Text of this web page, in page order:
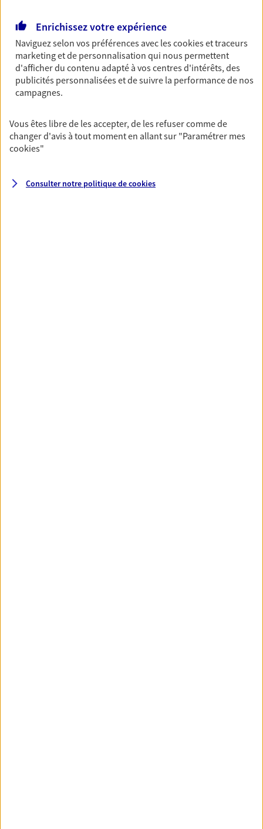
Vous aider à constituer une
épargne
De nombreuses solutions s'offrent à vous pour faire
fructifier votre épargne. Laquelle correspond à vos
Assurance vie, PER, Livret… Faisons le point ensemble !
Anticipez les imprévus et sécurisez votre futur grâce à
Enrichissez votre expérience
Naviguez selon vos préférences avec lescookies et traceurs
marketing et de personnalisation qui nous permettent
d'afficher du contenu adapté à vos centres d'intérêts, des
publicités personnalisées et de suivre la performance de nos
campagnes.
Vous êtes libre de les accepter, de les refuser comme de
changer d'avis à tout moment en allant sur "Paramétrer mes
cookies"
Consulter notre politique decookies